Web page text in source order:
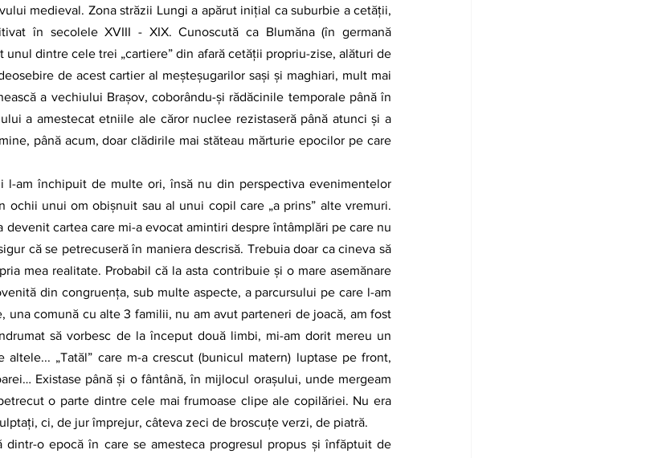
medieval. Zona străzii Lungi a apărut iniţial ca suburbie a cetăţii,
în secolele XVIII - XIX. Cunoscută ca Blumăna (în germană
unul dintre cele trei „cartiere” din afară cetăţii propriu-zise, alături de
de acest cartier al meşteşugarilor saşi şi maghiari, mult mai
a vechiului Braşov, coborându-şi rădăcinile temporale până în
a amestecat etniile ale căror nuclee rezistaseră până atunci şi a
până acum, doar clădirile mai stăteau mărturie epocilor pe care
ochii unui om obişnuit sau al unui copil care „a prins” alte vremuri.
devenit cartea care mi-a evocat amintiri despre întâmplări pe care nu
că se petrecuseră în maniera descrisă. Trebuia doar ca cineva să
mea realitate. Probabil că la asta contribuie şi o mare asemănare
din congruența, sub multe aspecte, a parcursului pe care l-am
una comună cu alte 3 familii, nu am avut parteneri de joacă, am fost
să vorbesc de la început două limbi, mi-am dorit mereu un
„Tatăl” care m-a crescut (bunicul matern) luptase pe front,
Existase până și o fântână, în mijlocul orașului, unde mergeam
o parte dintre cele mai frumoase clipe ale copilăriei. Nu era
ci, de jur împrejur, câteva zeci de broscuțe verzi, de piatră.